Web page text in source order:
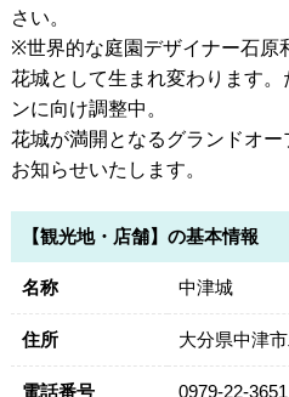
さい。
※世界的な庭園デザイナー石原
花城として生まれ変わります
ンに向け調整中。
花城が満開となるグランドオ
お知らせいたします。
【観光地・店舗】の基本情報
名称 中津城
住所 大分県中津
電話番号 0979-22-3651